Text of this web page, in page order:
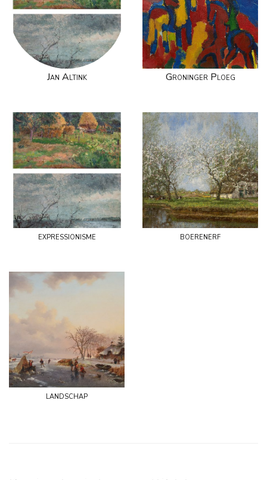
Jan Altink Groninger Ploeg
expressionisme boerenerf
landschap